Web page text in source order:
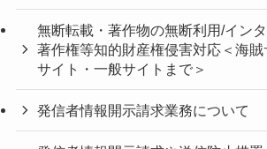
無断転載・著作物の無断利用/イン
著作権等知的財産権侵害対応＜海
サイト・一般サイトまで＞
発信者情報開示請求業務について